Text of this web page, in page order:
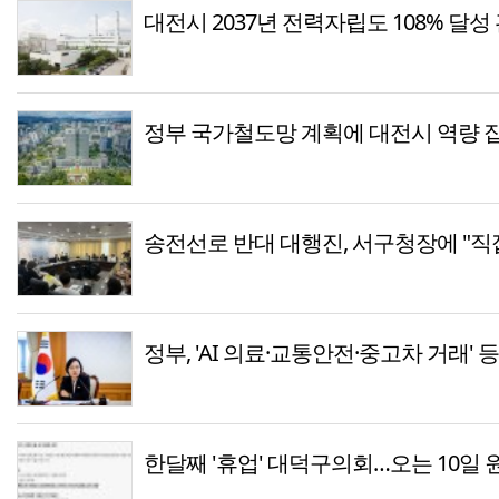
대전시 2037년 전력자립도 108% 달
정부 국가철도망 계획에 대전시 역량
송전선로 반대 대행진, 서구청장에 "
정부, 'AI 의료·교통안전·중고차 거래'
한달째 '휴업' 대덕구의회…오는 10일